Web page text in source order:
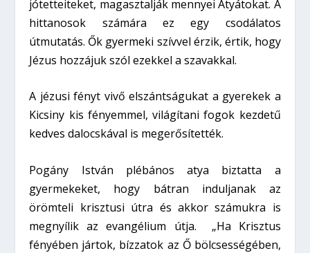
jótetteiteket, magasztalják mennyei Atyátokat. A
hittanosok számára ez egy csodálatos
útmutatás. Ők gyermeki szívvel érzik, értik, hogy
Jézus hozzájuk szól ezekkel a szavakkal.
A jézusi fényt vivő elszántságukat a gyerekek a
Kicsiny kis fényemmel, világítani fogok kezdetű
kedves dalocskával is megerősítették.
Pogány István plébános atya biztatta a
gyermekeket, hogy bátran induljanak az
örömteli krisztusi útra és akkor számukra is
megnyílik az evangélium útja. „Ha Krisztus
fényében jártok, bízzatok az Ő bölcsességében,